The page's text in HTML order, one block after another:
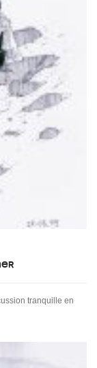
tranquille en